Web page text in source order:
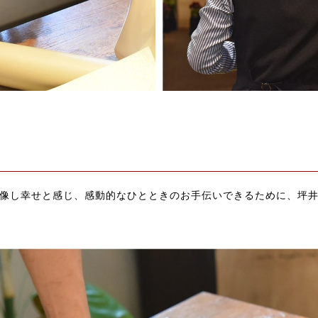
し幸せと感じ、感動的なひとときのお手伝いできるために、坪